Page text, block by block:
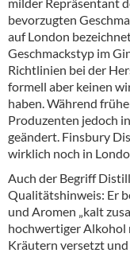
bevorzugten
auf London
Geschmackstyp im
Richtlinien bei der
formell aber keinen
haben. Während
Produzenten jedoch
geändert. Finsbury
wirklich noch in
Auch der Begriff
Qualitätshinweis: Er
und Aromen „kalt
hochwertiger Alkohol
Kräutern versetzt